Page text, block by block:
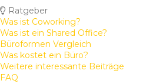
Ratgeber
Was ist Coworking?
Was ist ein Shared Office?
Büroformen Vergleich
Was kostet ein Büro?
Weitere interessante Beiträge
FAQ